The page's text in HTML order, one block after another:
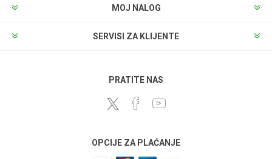
MOJ NALOG
SERVISI ZA KLIJENTE
PRATITE NAS
OPCIJE ZA PLAĆANJE